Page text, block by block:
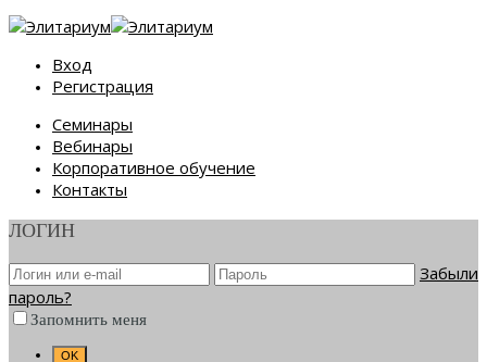
Вход
Регистрация
Семинары
Вебинары
Корпоративное обучение
Контакты
ЛОГИН
Забыли
пароль?
Запомнить меня